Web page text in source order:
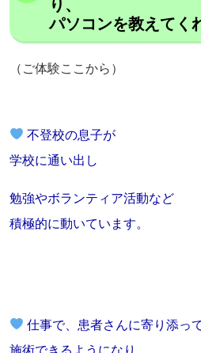
り、
パソコンを教えてく
（ご体験ここから）
不登校の息子が
学校に通い出し
勉強やボランティア活動など
積極的に動いています。
仕事で、患者さんに寄り添っ
施術できるようになり、